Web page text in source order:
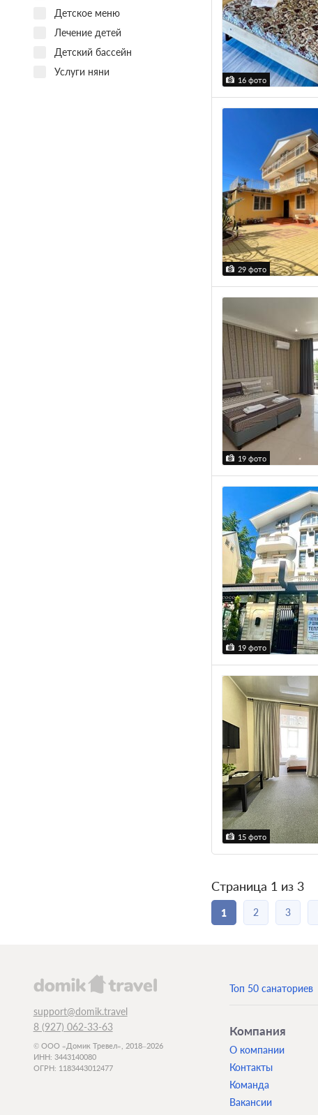
Детское меню
Лечение детей
Детский бассейн
Услуги няни
16 фото
29 фото
19 фото
19 фото
15 фото
Страница 1 из 3
1 2 3
support@domik.travel
8 (927) 062-33-63
© ООО «Домик Тревел», 2018–2026
ИНН: 3443140080
ОГРН: 1183443012477
Топ 50 санаториев
Компания
О компании
Контакты
Команда
Вакансии